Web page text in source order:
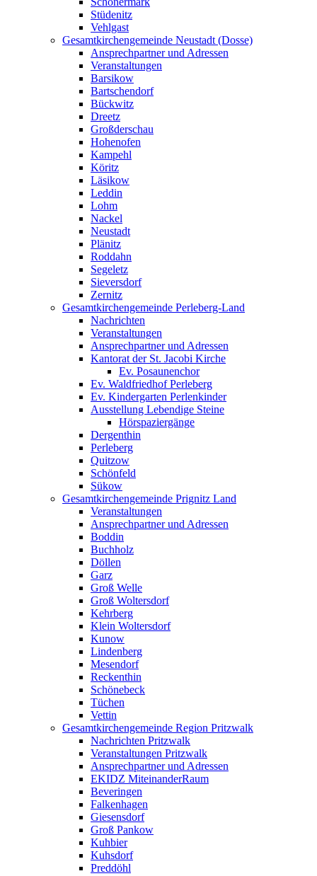
Stüdenitz
Vehlgast
Gesamtkirchengemeinde Neustadt (Dosse)
Ansprechpartner und Adressen
Veranstaltungen
Barsikow
Bartschendorf
Bückwitz
Dreetz
Großderschau
Hohenofen
Kampehl
Köritz
Läsikow
Leddin
Lohm
Nackel
Neustadt
Plänitz
Roddahn
Segeletz
Sieversdorf
Zernitz
Gesamtkirchengemeinde Perleberg-Land
Nachrichten
Veranstaltungen
Ansprechpartner und Adressen
Kantorat der St. Jacobi Kirche
Ev. Posaunenchor
Ev. Waldfriedhof Perleberg
Ev. Kindergarten Perlenkinder
Ausstellung Lebendige Steine
Hörspaziergänge
Dergenthin
Perleberg
Quitzow
Schönfeld
Sükow
Gesamtkirchengemeinde Prignitz Land
Veranstaltungen
Ansprechpartner und Adressen
Boddin
Buchholz
Döllen
Garz
Groß Welle
Groß Woltersdorf
Kehrberg
Klein Woltersdorf
Kunow
Lindenberg
Mesendorf
Reckenthin
Schönebeck
Tüchen
Vettin
Gesamtkirchengemeinde Region Pritzwalk
Nachrichten Pritzwalk
Veranstaltungen Pritzwalk
Ansprechpartner und Adressen
EKIDZ MiteinanderRaum
Beveringen
Falkenhagen
Giesensdorf
Groß Pankow
Kuhbier
Kuhsdorf
Preddöhl